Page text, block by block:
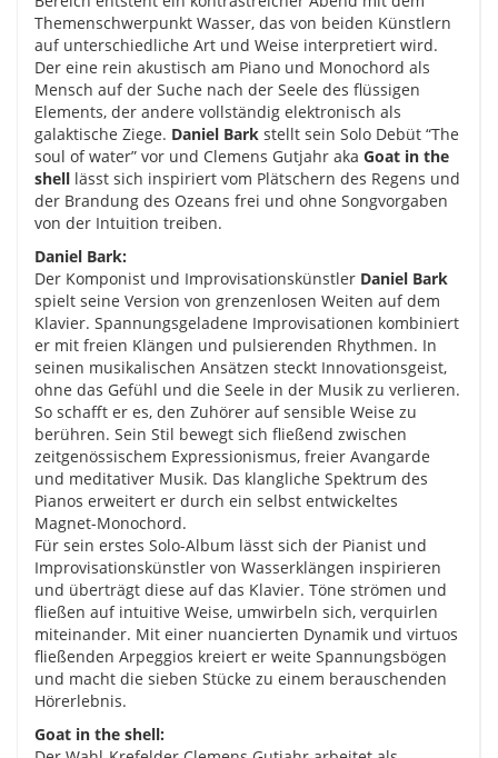
Themenschwerpunkt Wasser, das von beiden Künstlern
auf unterschiedliche Art und Weise interpretiert wird.
Der eine rein akustisch am Piano und Monochord als
Mensch auf der Suche nach der Seele des flüssigen
Elements, der andere vollständig elektronisch als
galaktische Ziege. Daniel Bark stellt sein Solo Debüt “The
soul of water” vor und Clemens Gutjahr aka Goat in the
shell lässt sich inspiriert vom Plätschern des Regens und
der Brandung des Ozeans frei und ohne Songvorgaben
von der Intuition treiben.
Daniel Bark:
Der Komponist und Improvisationskünstler Daniel Bark
spielt seine Version von grenzenlosen Weiten auf dem
Klavier. Spannungsgeladene Improvisationen kombiniert
er mit freien Klängen und pulsierenden Rhythmen. In
seinen musikalischen Ansätzen steckt Innovationsgeist,
ohne das Gefühl und die Seele in der Musik zu verlieren.
So schafft er es, den Zuhörer auf sensible Weise zu
berühren. Sein Stil bewegt sich fließend zwischen
zeitgenössischem Expressionismus, freier Avangarde
und meditativer Musik. Das klangliche Spektrum des
Pianos erweitert er durch ein selbst entwickeltes
Magnet-Monochord.
Für sein erstes Solo-Album lässt sich der Pianist und
Improvisationskünstler von Wasserklängen inspirieren
und überträgt diese auf das Klavier. Töne strömen und
fließen auf intuitive Weise, umwirbeln sich, verquirlen
miteinander. Mit einer nuancierten Dynamik und virtuos
fließenden Arpeggios kreiert er weite Spannungsbögen
und macht die sieben Stücke zu einem berauschenden
Hörerlebnis.
Goat in the shell: